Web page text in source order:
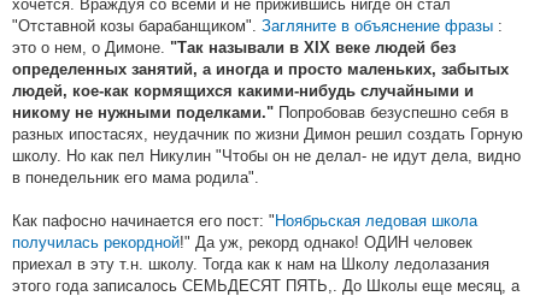
хочется. Враждуя со всеми и не прижившись нигде он стал
"Отставной козы барабанщиком". Загляните в объяснение фразы :
это о нем, о Димоне. "Так называли в XIX веке людей без
определенных занятий, а иногда и просто маленьких, забытых
людей, кое-как кормящихся какими-нибудь случайными и
никому не нужными поделками." Попробовав безуспешно себя в
разных ипостасях, неудачник по жизни Димон решил создать Горную
школу. Но как пел Никулин "Чтобы он не делал- не идут дела, видно
в понедельник его мама родила".
Как пафосно начинается его пост: "Ноябрьская ледовая школа
получилась рекордной!" Да уж, рекорд однако! ОДИН человек
приехал в эту т.н. школу. Тогда как к нам на Школу ледолазания
этого года записалось СЕМЬДЕСЯТ ПЯТЬ,. До Школы еще месяц, а